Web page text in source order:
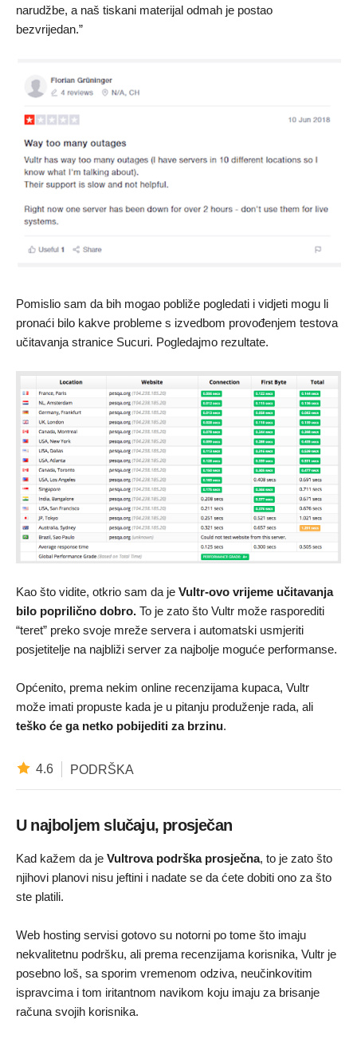
narudžbe, a naš tiskani materijal odmah je postao
bezvrijedan.”
Pomislio sam da bih mogao pobliže pogledati i vidjeti mogu li
pronaći bilo kakve probleme s izvedbom provođenjem testova
učitavanja stranice Sucuri. Pogledajmo rezultate.
Kao što vidite, otkrio sam da je Vultr-ovo vrijeme učitavanja
bilo poprilično dobro. To je zato što Vultr može rasporediti
“teret” preko svoje mreže servera i automatski usmjeriti
posjetitelje na najbliži server za najbolje moguće performanse.
Općenito, prema nekim online recenzijama kupaca, Vultr
može imati propuste kada je u pitanju produženje rada, ali
teško će ga netko pobijediti za brzinu.
4.6 PODRŠKA
U najboljem slučaju, prosječan
Kad kažem da je Vultrova podrška prosječna, to je zato što
njihovi planovi nisu jeftini i nadate se da ćete dobiti ono za što
ste platili.
Web hosting servisi gotovo su notorni po tome što imaju
nekvalitetnu podršku, ali prema recenzijama korisnika, Vultr je
posebno loš, sa sporim vremenom odziva, neučinkovitim
ispravcima i tom iritantnom navikom koju imaju za brisanje
računa svojih korisnika.